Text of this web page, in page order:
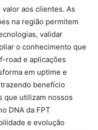
aos clientes. As
na região permitem
validar
o conhecimento que
road e aplicações
em uptime e
benefício
que utilizam nossos
DNA da FPT
e evolução